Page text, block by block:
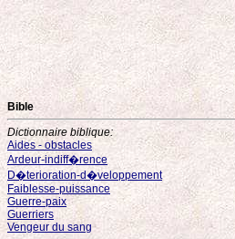
Bible
Dictionnaire biblique:
Aides - obstacles
Ardeur-indiff�rence
D�terioration-d�veloppement
Faiblesse-puissance
Guerre-paix
Guerriers
Vengeur du sang